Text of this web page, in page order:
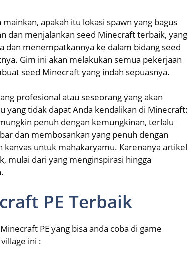
apakah itu lokasi spawn yang bagus
dan menjalankan seed Minecraft terbaik, yang
dan menempatkannya ke dalam bidang seed
Gim ini akan melakukan semua pekerjaan
seed Minecraft yang indah sepuasnya.
profesional atau seseorang yang akan
yang tidak dapat Anda kendalikan di Minecraft:
penuh dengan kemungkinan, terlalu
dan membosankan yang penuh dengan
untuk mahakaryamu. Karenanya artikel
mulai dari yang menginspirasi hingga
PE Terbaik
PE yang bisa anda coba di game
ini :